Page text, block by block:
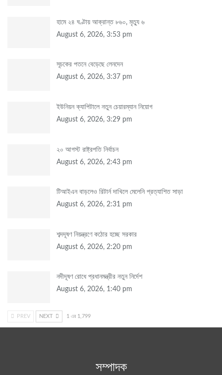
হামে ২৪ ঘণ্টায় আক্রান্ত ৮৬০, মৃত্যু ৬
August 6, 2026, 3:53 pm
সূচকের পতনে বেড়েছে লেনদেন
August 6, 2026, 3:37 pm
ইউনিয়ন ক্যাপিটালে নতুন চেয়ারম্যান নিয়োগ
August 6, 2026, 3:29 pm
২০ আগস্ট রাষ্ট্রপতি নির্বাচন
August 6, 2026, 2:43 pm
টিআইএন বাড়লেও রিটার্ন দাখিলে মেলেনি প্রত্যাশিত সাড়া
August 6, 2026, 2:31 pm
শব্দদূষণ নিয়ন্ত্রণে কঠোর হচ্ছে সরকার
August 6, 2026, 2:20 pm
নদীদূষণ রোধে প্রধানমন্ত্রীর নতুন নির্দেশ
August 6, 2026, 1:40 pm
PREV NEXT 1 এর 1,799
সম্পাদক